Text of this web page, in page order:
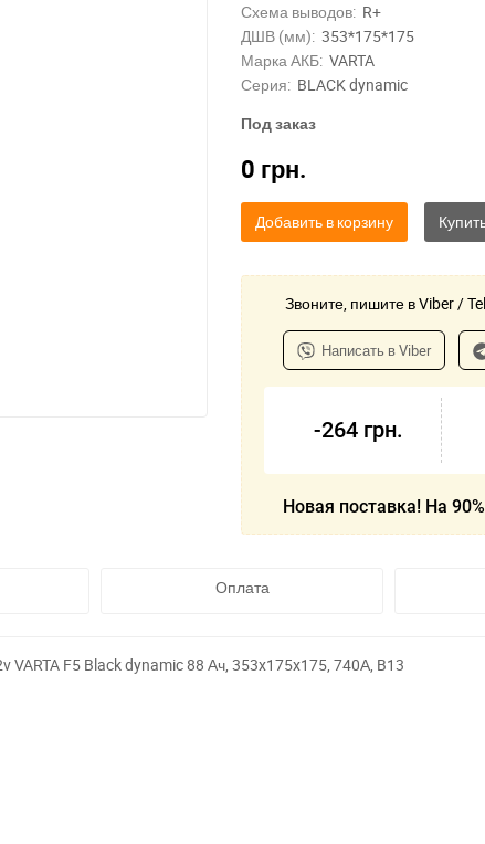
Схема выводов: R+
ДШВ (мм): 353*175*175
Марка АКБ: VARTA
Серия: BLACK dynamic
Под заказ
0 грн.
Добавить в корзину
Звоните, пишите в Viber /
Написать в Viber
-264 грн.
Новая поставка! На
Оплата
VARTA F5 Black dynamic 88 Ач, 353x175x175, 740А, B13